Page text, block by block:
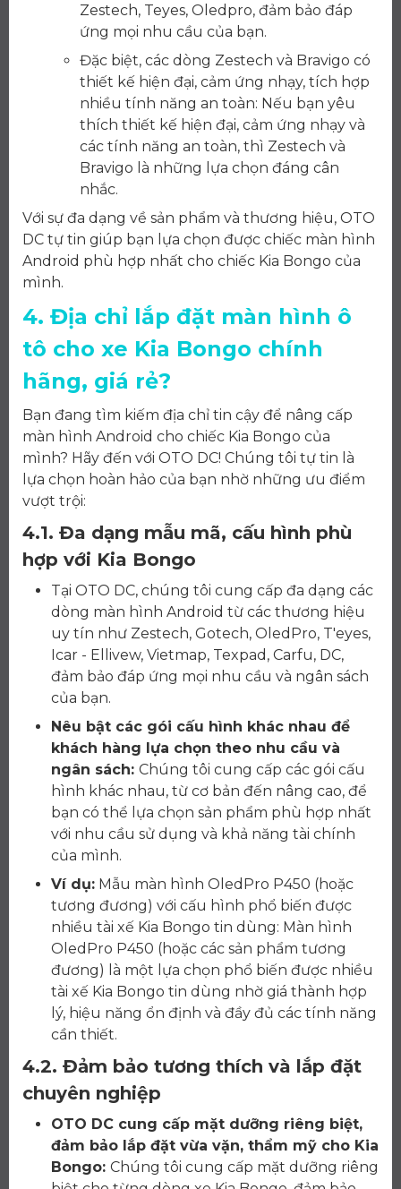
Zestech, Teyes, Oledpro, đảm bảo đáp
ứng mọi nhu cầu của bạn.
Đặc biệt, các dòng Zestech và Bravigo có
thiết kế hiện đại, cảm ứng nhạy, tích hợp
nhiều tính năng an toàn: Nếu bạn yêu
thích thiết kế hiện đại, cảm ứng nhạy và
các tính năng an toàn, thì Zestech và
Bravigo là những lựa chọn đáng cân
nhắc.
Với sự đa dạng về sản phẩm và thương hiệu, OTO
DC tự tin giúp bạn lựa chọn được chiếc màn hình
Android phù hợp nhất cho chiếc Kia Bongo của
mình.
4. Địa chỉ lắp đặt màn hình ô
tô cho xe Kia Bongo chính
hãng, giá rẻ?
Bạn đang tìm kiếm địa chỉ tin cậy để nâng cấp
màn hình Android cho chiếc Kia Bongo của
mình? Hãy đến với OTO DC! Chúng tôi tự tin là
lựa chọn hoàn hảo của bạn nhờ những ưu điểm
vượt trội:
4.1. Đa dạng mẫu mã, cấu hình phù
hợp với Kia Bongo
Tại OTO DC, chúng tôi cung cấp đa dạng các
dòng màn hình Android từ các thương hiệu
uy tín như Zestech, Gotech, OledPro, T'eyes,
Icar - Ellivew, Vietmap, Texpad, Carfu, DC,
đảm bảo đáp ứng mọi nhu cầu và ngân sách
của bạn.
Nêu bật các gói cấu hình khác nhau để
khách hàng lựa chọn theo nhu cầu và
ngân sách: Chúng tôi cung cấp các gói cấu
hình khác nhau, từ cơ bản đến nâng cao, để
bạn có thể lựa chọn sản phẩm phù hợp nhất
với nhu cầu sử dụng và khả năng tài chính
của mình.
Ví dụ: Mẫu màn hình OledPro P450 (hoặc
tương đương) với cấu hình phổ biến được
nhiều tài xế Kia Bongo tin dùng: Màn hình
OledPro P450 (hoặc các sản phẩm tương
đương) là một lựa chọn phổ biến được nhiều
tài xế Kia Bongo tin dùng nhờ giá thành hợp
lý, hiệu năng ổn định và đầy đủ các tính năng
cần thiết.
4.2. Đảm bảo tương thích và lắp đặt
chuyên nghiệp
OTO DC cung cấp mặt dưỡng riêng biệt,
đảm bảo lắp đặt vừa vặn, thẩm mỹ cho Kia
Bongo: Chúng tôi cung cấp mặt dưỡng riêng